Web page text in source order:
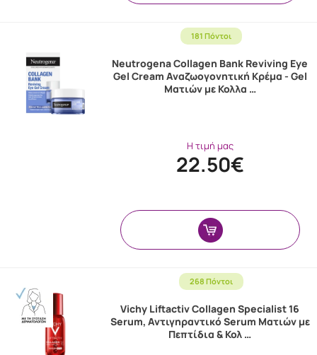
181 Πόντοι
Neutrogena Collagen Bank Reviving Eye
Gel Cream Αναζωογονητική Κρέμα - Gel
Ματιών με Κολλα …
Η τιμή μας
22.50€
268 Πόντοι
Vichy Liftactiv Collagen Specialist 16
Serum, Αντιγηραντικό Serum Ματιών με
Πεπτίδια & Κολ …